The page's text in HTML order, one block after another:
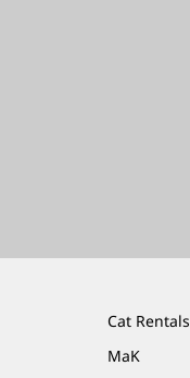
Cat Rentals
MaK